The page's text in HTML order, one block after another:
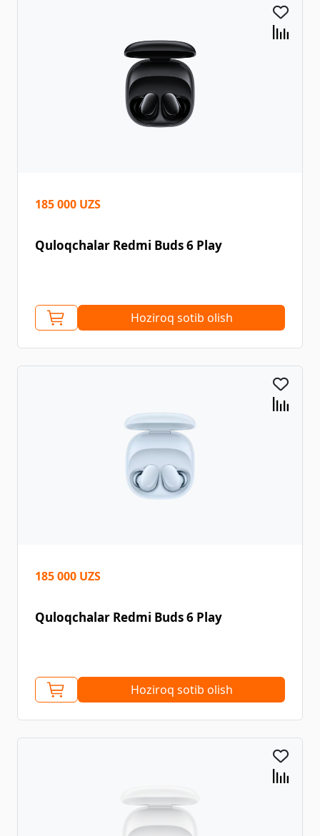
185 000 UZS
Quloqchalar Redmi Buds 6 Play
Hoziroq sotib olish
185 000 UZS
Quloqchalar Redmi Buds 6 Play
Hoziroq sotib olish